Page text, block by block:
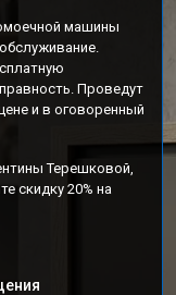
машины
Проведут
и в оговоренный
Терешковой,
скидку 20% на